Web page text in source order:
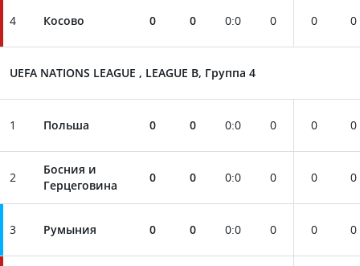
4 Косово 0 0 0:0 0 0 0
UEFA NATIONS LEAGUE , LEAGUE B, Группа 4
1 Польша 0 0 0:0 0 0 0
2
Босния и
Герцеговина
0 0 0:0 0 0 0
3 Румыния 0 0 0:0 0 0 0